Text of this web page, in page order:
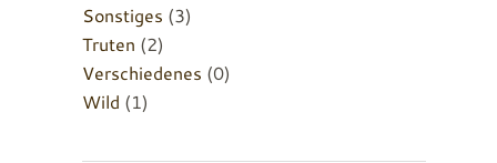
Sonstiges (3)
Truten (2)
Verschiedenes (0)
Wild (1)